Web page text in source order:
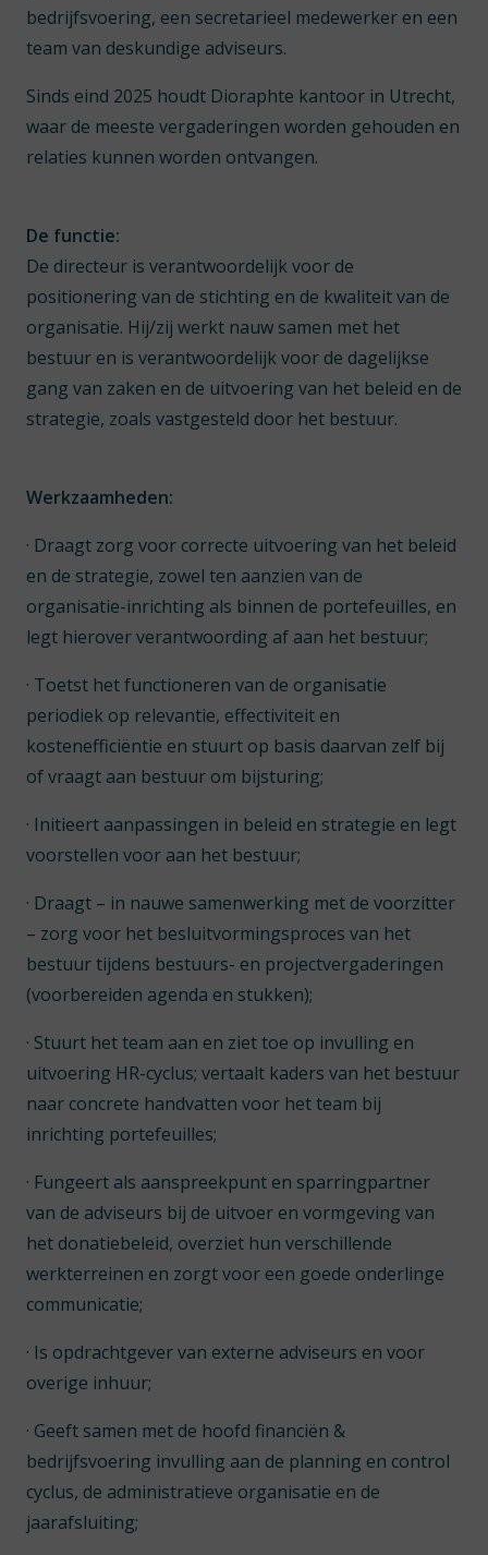
bedrijfsvoering, een secretarieel medewerker en een
team van deskundige adviseurs.
Sinds eind 2025 houdt Dioraphte kantoor in Utrecht,
waar de meeste vergaderingen worden gehouden en
relaties kunnen worden ontvangen.
De functie:
De directeur is verantwoordelijk voor de
positionering van de stichting en de kwaliteit van de
organisatie. Hij/zij werkt nauw samen met het
bestuur en is verantwoordelijk voor de dagelijkse
gang van zaken en de uitvoering van het beleid en de
strategie, zoals vastgesteld door het bestuur.
Werkzaamheden:
· Draagt zorg voor correcte uitvoering van het beleid
en de strategie, zowel ten aanzien van de
organisatie-inrichting als binnen de portefeuilles, en
legt hierover verantwoording af aan het bestuur;
· Toetst het functioneren van de organisatie
periodiek op relevantie, effectiviteit en
kostenefficiëntie en stuurt op basis daarvan zelf bij
of vraagt aan bestuur om bijsturing;
· Initieert aanpassingen in beleid en strategie en legt
voorstellen voor aan het bestuur;
· Draagt – in nauwe samenwerking met de voorzitter
– zorg voor het besluitvormingsproces van het
bestuur tijdens bestuurs- en projectvergaderingen
(voorbereiden agenda en stukken);
· Stuurt het team aan en ziet toe op invulling en
uitvoering HR-cyclus; vertaalt kaders van het bestuur
naar concrete handvatten voor het team bij
inrichting portefeuilles;
· Fungeert als aanspreekpunt en sparringpartner
van de adviseurs bij de uitvoer en vormgeving van
het donatiebeleid, overziet hun verschillende
werkterreinen en zorgt voor een goede onderlinge
communicatie;
· Is opdrachtgever van externe adviseurs en voor
overige inhuur;
· Geeft samen met de hoofd financiën &
bedrijfsvoering invulling aan de planning en control
cyclus, de administratieve organisatie en de
jaarafsluiting;